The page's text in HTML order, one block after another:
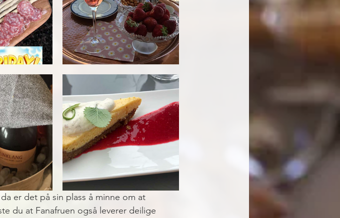
er det på sin plass å minne om at
du at Fanafruen også leverer deilige